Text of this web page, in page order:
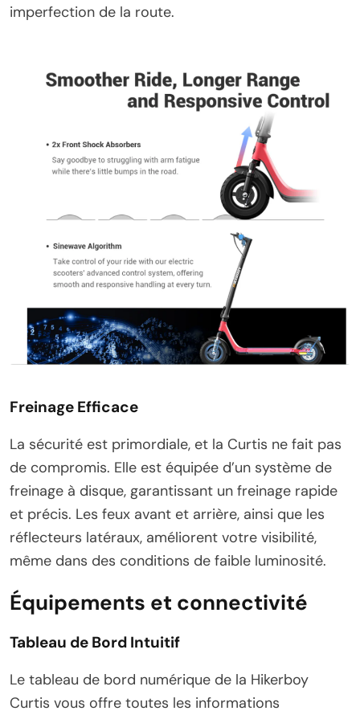
imperfection de la route.
Freinage Efficace
La sécurité est primordiale, et la Curtis ne fait pas
de compromis. Elle est équipée d’un système de
freinage à disque, garantissant un freinage rapide
et précis. Les feux avant et arrière, ainsi que les
réflecteurs latéraux, améliorent votre visibilité,
même dans des conditions de faible luminosité.
Équipements et connectivité
Tableau de Bord Intuitif
Le tableau de bord numérique de la Hikerboy
Curtis vous offre toutes les informations